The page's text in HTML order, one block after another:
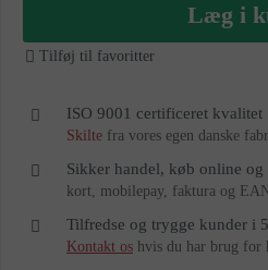
Læg i
Tilføj til favoritter
ISO 9001 certificeret kvalitet
Skilte fra vores egen danske
Sikker handel, køb online og
kort, mobilepay, faktura og EAN
Tilfredse og trygge kunder i
Kontakt os hvis du har brug for